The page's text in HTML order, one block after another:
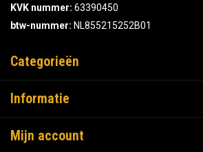
KVK nummer: 63390450
btw-nummer: NL855215252B01
Categorieën
Informatie
Mijn account